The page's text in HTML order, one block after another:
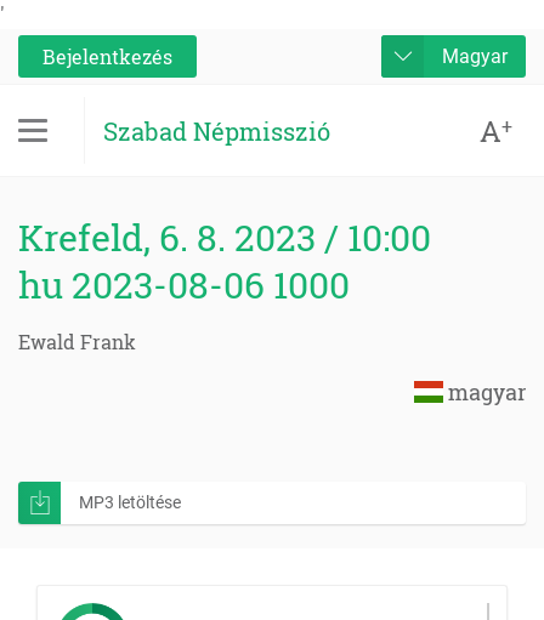
'
Bejelentkezés
Magyar
Szabad Népmisszió A+
Krefeld, 6. 8. 2023 / 10:00
hu 2023-08-06 1000
Ewald Frank
magyar
MP3 letöltése